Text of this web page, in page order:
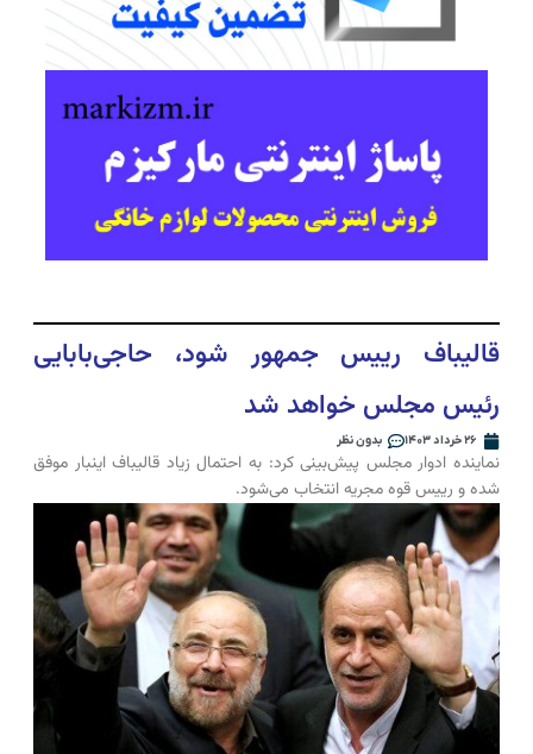
قالیباف رییس جمهور شود، حاجی‌بابایی
رئیس مجلس خواهد شد
۲۶ خرداد ۱۴۰۳ بدون نظر
نماینده ادوار مجلس پیش‌بینی کرد: به احتمال زیاد قالیباف اینبار موفق
شده و رییس قوه مجریه انتخاب می‌شود.